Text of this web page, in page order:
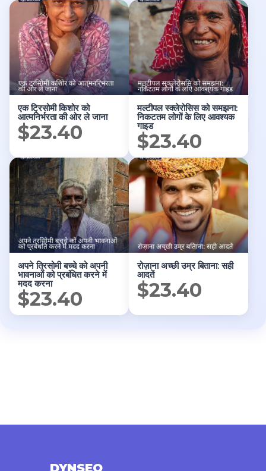
एक ट्रिसोमी किशोर को
आत्मनिर्भरता की ओर ले जाना
$23.40
मल्टीपल स्क्लेरोसिस को समझना:
निकटतम लोगों के लिए आवश्यक
गाइड
$23.40
अपने त्रिसोमी बच्चे को अपनी
भावनाओं को प्रबंधित करने में
मदद करना
$23.40
रोज़ाना अच्छी उम्र बिताना: सही
आदतें
$23.40
DYNSEO